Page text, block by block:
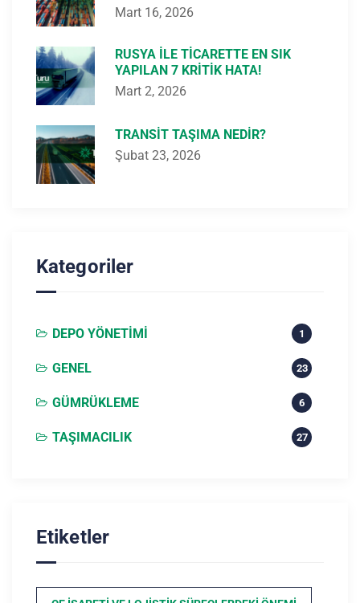
Mart 16, 2026
RUSYA ILE TICARETTE EN SIK
YAPILAN 7 KRITIK HATA!
Mart 2, 2026
TRANSIT TAŞIMA NEDIR?
Şubat 23, 2026
Kategoriler
DEPO YÖNETIMI 1
GENEL 23
GÜMRÜKLEME 6
TAŞIMACILIK 27
Etiketler